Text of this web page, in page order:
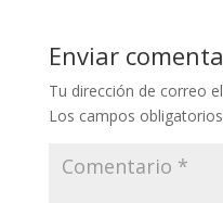
Enviar
Tu dirección de correo
Los campos